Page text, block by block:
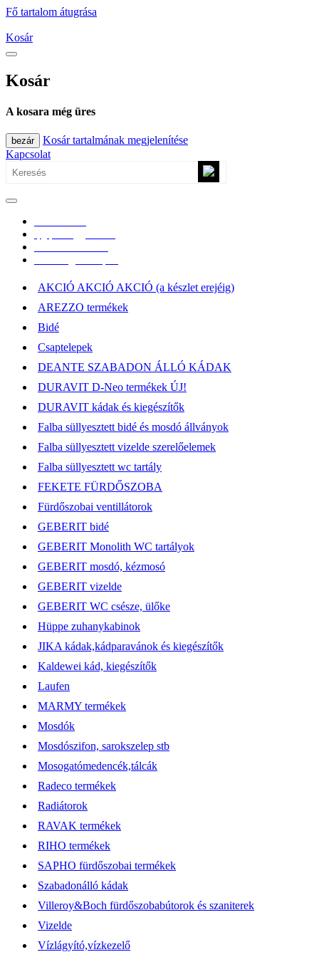
Fő tartalom átugrása
Kosár
Kosár
A kosara még üres
bezár
Kosár tartalmának megjelenítése
Kapcsolat
AKCIÓ AKCIÓ AKCIÓ (a készlet erejéig)
AREZZO termékek
Bidé
Csaptelepek
DEANTE SZABADON ÁLLÓ KÁDAK
DURAVIT D-Neo termékek ÚJ!
DURAVIT kádak és kiegészítők
Falba süllyesztett bidé és mosdó állványok
Falba süllyesztett vizelde szerelőelemek
Falba süllyesztett wc tartály
FEKETE FÜRDŐSZOBA
Fürdőszobai ventillátorok
GEBERIT bidé
GEBERIT Monolith WC tartályok
GEBERIT mosdó, kézmosó
GEBERIT vizelde
GEBERIT WC csésze, ülőke
Hüppe zuhanykabinok
JIKA kádak,kádparavánok és kiegészítők
Kaldewei kád, kiegészítők
Laufen
MARMY termékek
Mosdók
Mosdószifon, sarokszelep stb
Mosogatómedencék,tálcák
Radeco termékek
Radiátorok
RAVAK termékek
RIHO termékek
SAPHO fürdőszobai termékek
Szabadonálló kádak
Villeroy&Boch fürdőszobabútorok és szaniterek
Vizelde
Vízlágyító,vízkezelő